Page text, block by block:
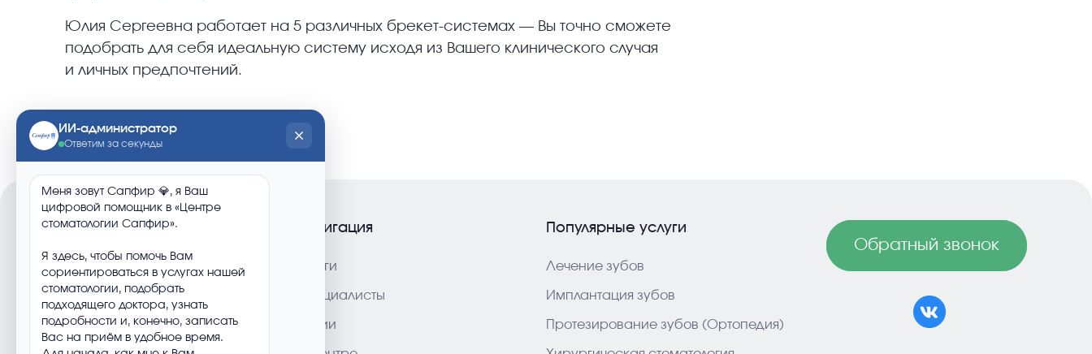
Юлия Сергеевна работает на 5 различных брекет-системах — Вы точно сможете
подобрать для себя идеальную систему исходя из Вашего клинического случая
и личных предпочтений.
ул. Краснодарская, 10А,
Красноярск
+7 (391) 276-38-03
Навигация
Услуги
Специалисты
Акции
Популярные услуги
Лечение зубов
Имплантация зубов
Протезирование зубов (Ортопедия)
Обратный звонок